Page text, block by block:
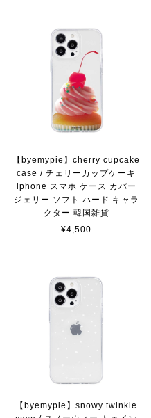
【byemypie】cherry cupcake
case / チェリーカップケーキ
iphone スマホ ケース カバー
ジェリー ソフト ハード キャラ
クター 韓国雑貨
¥4,500
【byemypie】snowy twinkle